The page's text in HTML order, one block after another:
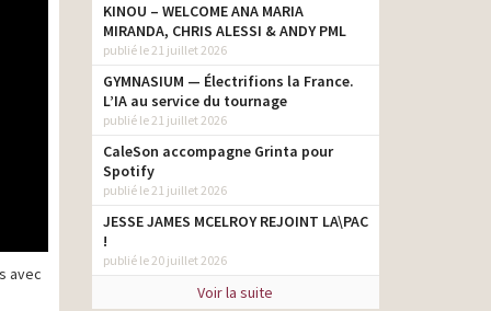
avec
KINOU – WELCOME ANA MARIA
MIRANDA, CHRIS ALESSI & ANDY PML
publié le 21 juillet 2026
GYMNASIUM — Électrifions la France.
L’IA au service du tournage
publié le 21 juillet 2026
CaleSon accompagne Grinta pour
Spotify
publié le 21 juillet 2026
JESSE JAMES MCELROY REJOINT LA\PAC
!
publié le 20 juillet 2026
Voir la suite